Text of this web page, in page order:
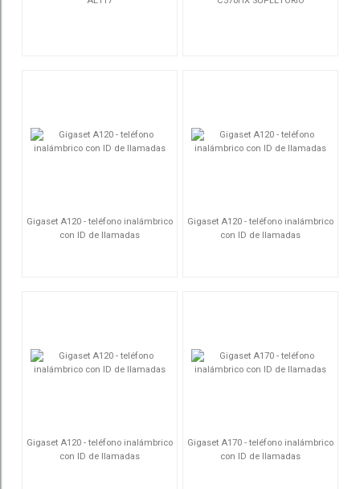
Gigaset A120 - teléfono inalámbrico
con ID de llamadas
Gigaset A120 - teléfono inalámbrico
con ID de llamadas
Gigaset A120 - teléfono inalámbrico
con ID de llamadas
Gigaset A170 - teléfono inalámbrico
con ID de llamadas